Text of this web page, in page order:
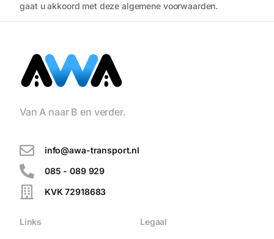
gaat u akkoord met deze algemene voorwaarden.
Van A naar B en verder.
info@awa-transport.nl
085 - 089 929
KVK 72918683
Links Legaal